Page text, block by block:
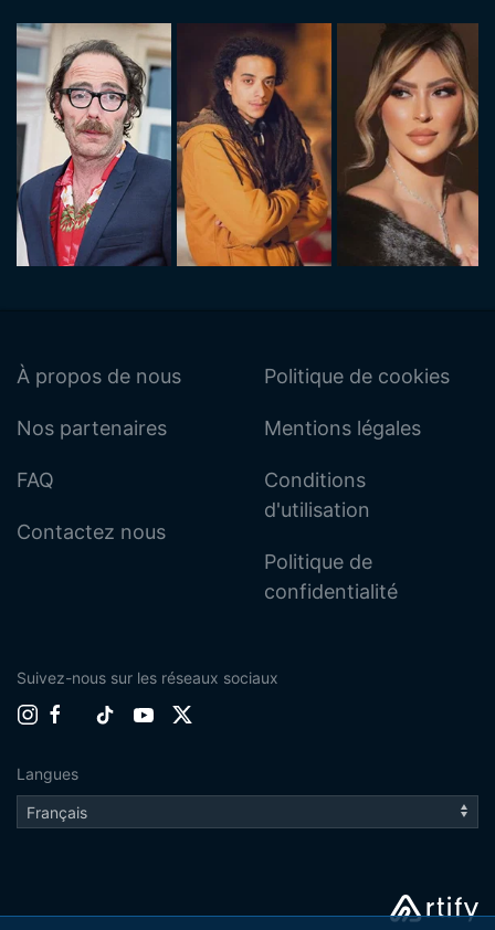
À propos de nous
Nos partenaires
FAQ
Contactez nous
Politique de cookies
Mentions légales
Conditions
d'utilisation
Politique de
confidentialité
Suivez-nous sur les réseaux sociaux
Langues